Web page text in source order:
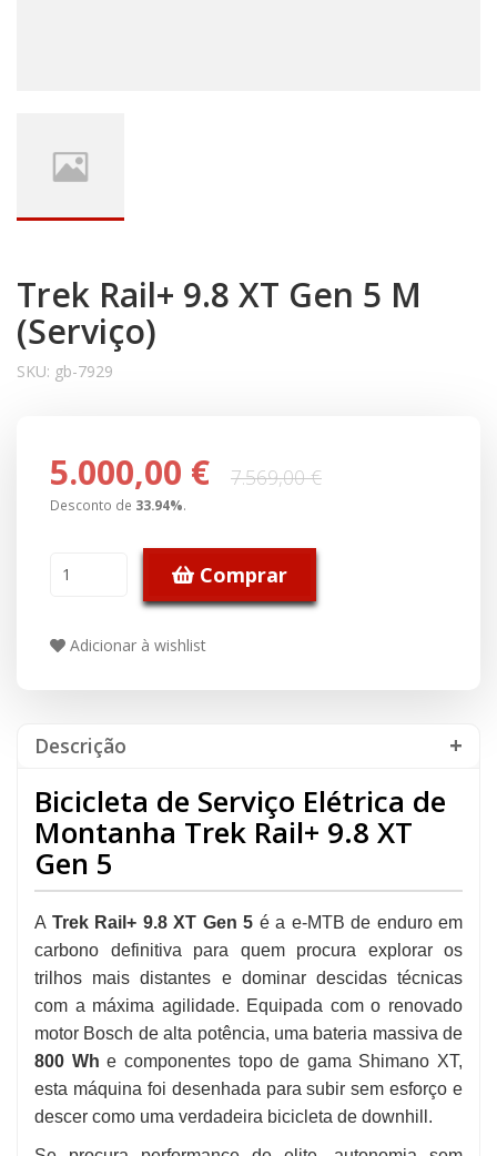
Trek Rail+ 9.8 XT Gen 5 M
(Serviço)
SKU: gb-7929
5.000,00 € 7.569,00 €
Desconto de 33.94%.
Comprar
Adicionar à wishlist
Descrição
Bicicleta de Serviço Elétrica de
Montanha Trek Rail+ 9.8 XT
Gen 5
A Trek Rail+ 9.8 XT Gen 5 é a e-MTB de enduro em
carbono definitiva para quem procura explorar os
trilhos mais distantes e dominar descidas técnicas
com a máxima agilidade. Equipada com o renovado
motor Bosch de alta potência, uma bateria massiva de
800 Wh e componentes topo de gama Shimano XT,
esta máquina foi desenhada para subir sem esforço e
descer como uma verdadeira bicicleta de downhill.